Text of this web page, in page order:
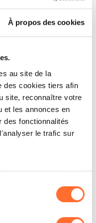
À propos des cookies
au site de la
des cookies tiers afin
site, reconnaître votre
et les annonces en
des fonctionnalités
le trafic sur
accepter,
nécessaires au
des différents
« Détails » ci-
de ces deux lots à la
cet engagement. »